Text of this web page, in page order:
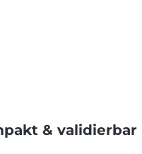
& validierbar